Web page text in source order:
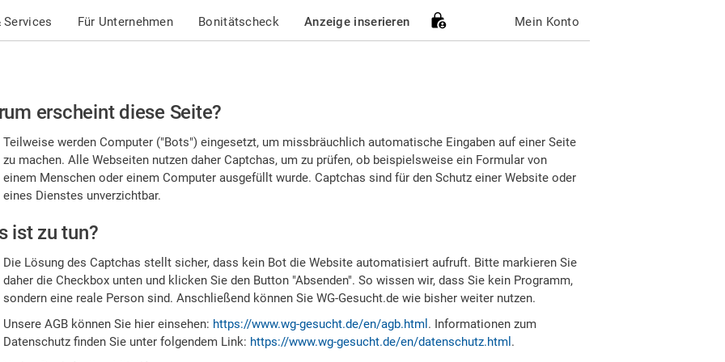
Services Für Unternehmen Bonitätscheck Anzeige inserieren Mein Konto
erscheint diese Seite?
Teilweise werden Computer ("Bots") eingesetzt, um missbräuchlich automatische Eingaben auf einer Seite
zu machen. Alle Webseiten nutzen daher Captchas, um zu prüfen, ob beispielsweise ein Formular von
einem Menschen oder einem Computer ausgefüllt wurde. Captchas sind für den Schutz einer Website oder
eines Dienstes unverzichtbar.
ist zu tun?
Die Lösung des Captchas stellt sicher, dass kein Bot die Website automatisiert aufruft. Bitte markieren Sie
daher die Checkbox unten und klicken Sie den Button "Absenden". So wissen wir, dass Sie kein Programm,
sondern eine reale Person sind. Anschließend können Sie WG-Gesucht.de wie bisher weiter nutzen.
Unsere AGB können Sie hier einsehen: https://www.wg-gesucht.de/en/agb.html . Informationen zum
Datenschutz finden Sie unter folgendem Link: https://www.wg-gesucht.de/en/datenschutz.html .